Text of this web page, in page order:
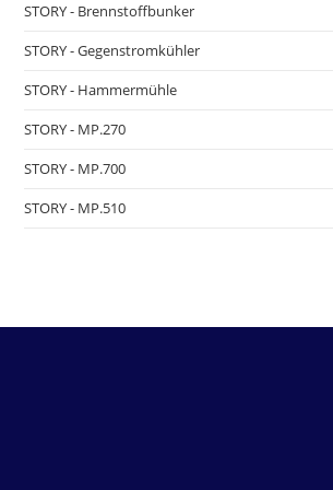
STORY - Brennstoffbunker
STORY - Gegenstromkühler
STORY - Hammermühle
STORY - MP.270
STORY - MP.700
STORY - MP.510